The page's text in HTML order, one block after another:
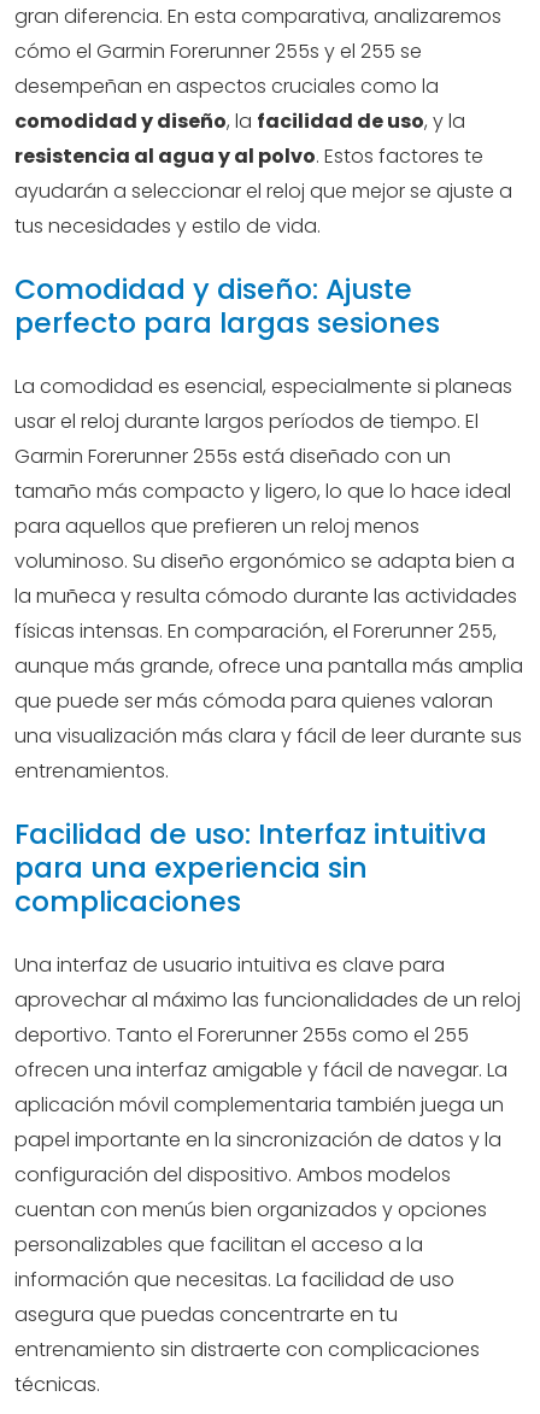
gran diferencia. En esta comparativa, analizaremos
cómo el Garmin Forerunner 255s y el 255 se
desempeñan en aspectos cruciales como la
comodidad y diseño, la facilidad de uso, y la
resistencia al agua y al polvo. Estos factores te
ayudarán a seleccionar el reloj que mejor se ajuste a
tus necesidades y estilo de vida.
Comodidad y diseño: Ajuste
perfecto para largas sesiones
La comodidad es esencial, especialmente si planeas
usar el reloj durante largos períodos de tiempo. El
Garmin Forerunner 255s está diseñado con un
tamaño más compacto y ligero, lo que lo hace ideal
para aquellos que prefieren un reloj menos
voluminoso. Su diseño ergonómico se adapta bien a
la muñeca y resulta cómodo durante las actividades
físicas intensas. En comparación, el Forerunner 255,
aunque más grande, ofrece una pantalla más amplia
que puede ser más cómoda para quienes valoran
una visualización más clara y fácil de leer durante sus
entrenamientos.
Facilidad de uso: Interfaz intuitiva
para una experiencia sin
complicaciones
Una interfaz de usuario intuitiva es clave para
aprovechar al máximo las funcionalidades de un reloj
deportivo. Tanto el Forerunner 255s como el 255
ofrecen una interfaz amigable y fácil de navegar. La
aplicación móvil complementaria también juega un
papel importante en la sincronización de datos y la
configuración del dispositivo. Ambos modelos
cuentan con menús bien organizados y opciones
personalizables que facilitan el acceso a la
información que necesitas. La facilidad de uso
asegura que puedas concentrarte en tu
entrenamiento sin distraerte con complicaciones
técnicas.